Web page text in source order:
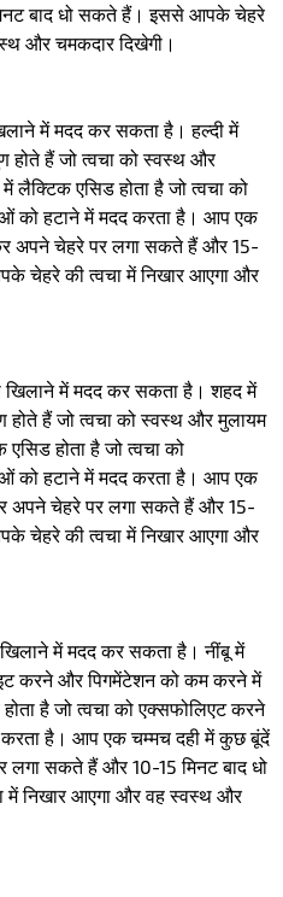
बाद धो सकते हैं। इससे आपके चेहरे
और चमकदार दिखेगी।
में मदद कर सकता है। हल्दी में
होते हैं जो त्वचा को स्वस्थ और
लैक्टिक एसिड होता है जो त्वचा को
को हटाने में मदद करता है। आप एक
अपने चेहरे पर लगा सकते हैं और 15-
चेहरे की त्वचा में निखार आएगा और
खिलाने में मदद कर सकता है। शहद में
होते हैं जो त्वचा को स्वस्थ और मुलायम
होता है जो त्वचा को
को हटाने में मदद करता है। आप एक
अपने चेहरे पर लगा सकते हैं और 15-
चेहरे की त्वचा में निखार आएगा और
में मदद कर सकता है। नींबू में
करने और पिगमेंटेशन को कम करने में
है जो त्वचा को एक्सफोलिएट करने
है। आप एक चम्मच दही में कुछ बूंदें
लगा सकते हैं और 10-15 मिनट बाद धो
निखार आएगा और वह स्वस्थ और